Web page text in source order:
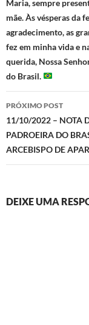
Maria, sempre
mãe. Às vésperas da
agradecimento, as
fez em minha vida e
querida, Nossa
do Brasil.
PRÓXIMO POST
11/10/2022 – NOTA
PADROEIRA DO
ARCEBISPO DE
DEIXE UMA